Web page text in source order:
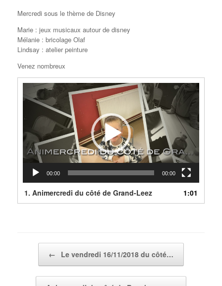
Mercredi sous le thème de Disney
Marie : jeux musicaux autour de disney
Mélanie : bricolage Olaf
Lindsay : atelier peinture
Venez nombreux
Lecteur
vidéo
00:00 00:00
1. Animercredi du côté de Grand-Leez 1:01
← Le vendredi 16/11/2018 du côté…